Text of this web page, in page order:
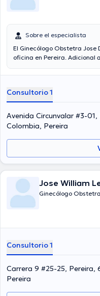
Sobre el especialista
El Ginecólogo Obstetra Jose
oficina en Pereira. Adicional
especialidad. El Dr. lleva
miembro de diversas
Jaramillo ha compartido en
tener una formación
anunciado diversos
hablar en Español.
Consultorio 1
Avenida Circunvalar #3-
Colombia, Pereira
Jose William
Ginecólogo Obstetra
Consultorio 1
Carrera 9 #25-25,
Pereira